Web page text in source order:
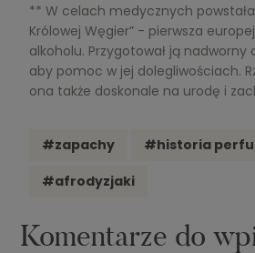
** W celach medycznych powstała
Królowej Węgier” - pierwsza
alkoholu. Przygotował ją nadworny
aby pomoc w jej dolegliwościach.
ona także doskonale na urodę i
#zapachy
#historia
#afrodyzjaki
Komentarze do